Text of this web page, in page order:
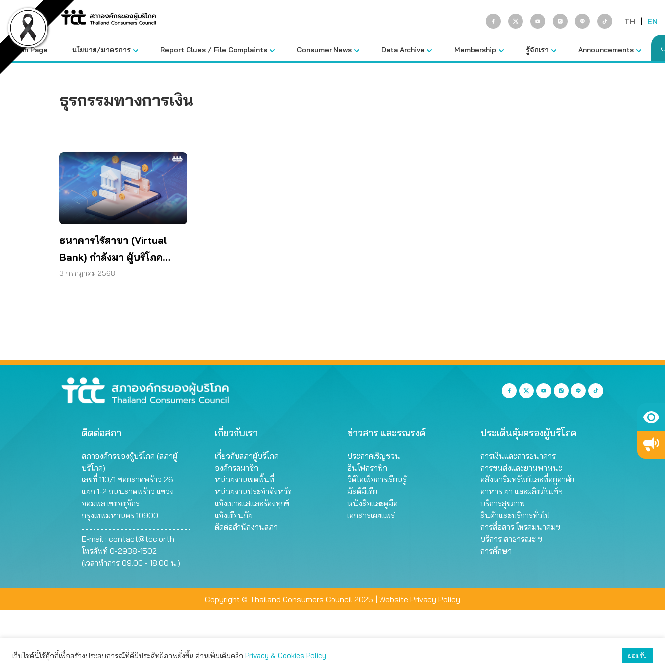
content
TH | EN
Main Page นโยบาย/มาตรการ Report Clues / File Complaints Consumer News Data Archive Membership รู้จักเรา Announcements
ธุรกรรมทางการเงิน
ธนาคารไร้สาขา (Virtual
Bank) กำลังมา ผู้บริโภค
พร้อมหรือยัง
3 กรกฎาคม 2568
ติดต่อสภา
สภาองค์กรของผู้บริโภค (สภาผู้
บริโภค)
เลขที่ 110/1 ซอยลาดพร้าว 26
แยก 1-2 ถนนลาดพร้าว แขวง
จอมพล เขตจตุจักร
กรุงเทพมหานคร 10900
E-mail : contact@tcc.or.th
โทรศัพท์ 0-2938-1502
(เวลาทำการ 09.00 - 18.00 น.)
เกี่ยวกับเรา
เกี่ยวกับสภาผู้บริโภค
องค์กรสมาชิก
หน่วยงานเขตพื้นที่
หน่วยงานประจำจังหวัด
แจ้งเบาะแสและร้องทุกข์
แจ้งเตือนภัย
ติดต่อสำนักงานสภา
ข่าวสาร และรณรงค์
ประกาศเชิญชวน
อินโฟกราฟิก
วิดีโอเพื่อการเรียนรู้
มัลติมีเดีย
หนังสือและคู่มือ
เอกสารเผยแพร่
ประเด็นคุ้มครองผู้บริโภค
การเงินและการธนาคาร
การขนส่งและยานพาหนะ
อสังหาริมทรัพย์และที่อยู่อาศัย
อาหาร ยา และผลิตภัณฑ์ฯ
บริการสุขภาพ
สินค้าและบริการทั่วไป
การสื่อสาร โทรคมนาคมฯ
บริการ สาธารณะ ฯ
การศึกษา
Copyright © Thailand Consumers Council 2025 | Website Privacy Policy
เว็บไซต์นี้ใช้คุ้กกี้เพื่อสร้างประสบการณ์ที่ดีมีประสิทธิภาพยิ่งขึ้น อ่านเพิ่มเติมคลิก Privacy & Cookies Policy ยอมรับ
เว็บไซต์นี้ใช้คุกกี้เพื่อมอบประสบการณ์การใช้งานที่ดีให้แก่ท่าน คุณสามารถเลือกตั้งค่าความเป็นส่วนตัวได้